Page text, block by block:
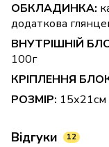
ОБКЛАДИНКА:
додаткова
ВНУТРІШНІЙ
100г
КРІПЛЕННЯ
РОЗМІР:
Відгуки 12